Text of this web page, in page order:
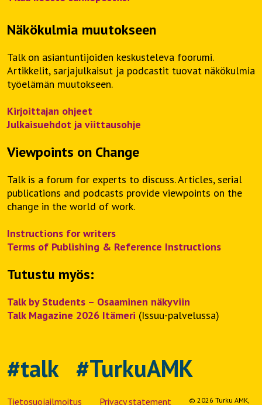
Näkökulmia muutokseen
Talk on asiantuntijoiden keskusteleva foorumi.
Artikkelit, sarjajulkaisut ja podcastit tuovat näkökulmia
työelämän muutokseen.
Kirjoittajan ohjeet
Julkaisuehdot ja viittausohje
Viewpoints on Change
Talk is a forum for experts to discuss. Articles, serial
publications and podcasts provide viewpoints on the
change in the world of work.
Instructions for writers
Terms of Publishing & Reference Instructions
Tutustu myös:
Talk by Students – Osaaminen näkyviin
Talk Magazine 2026 Itämeri (Issuu-palvelussa)
#talk #TurkuAMK
Tietosuojailmoitus Privacy statement
© 2026 Turku AMK,